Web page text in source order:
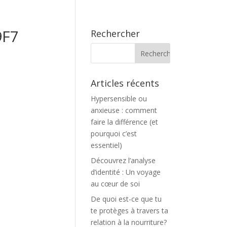
Rechercher
Articles récents
Hypersensible ou
anxieuse : comment
faire la différence (et
pourquoi c’est
essentiel)
Découvrez l’analyse
d’identité : Un voyage
au cœur de soi
De quoi est-ce que tu
te protèges à travers ta
relation à la nourriture?